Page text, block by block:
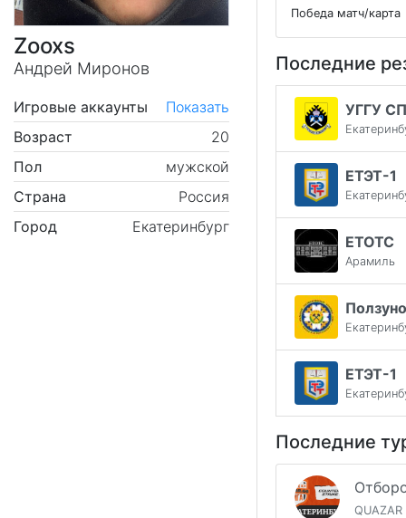
Zooxs
Андрей Миронов
Игровые аккаунты
Показать
Возраст
20
Пол
мужской
Страна
Россия
Город
Екатеринбург
Победа матч/карта
Последние
УГГУ
ЕТЭТ-1
ЕТОТС
Арамиль
ЕТЭТ-1
Последние
QUAZAR